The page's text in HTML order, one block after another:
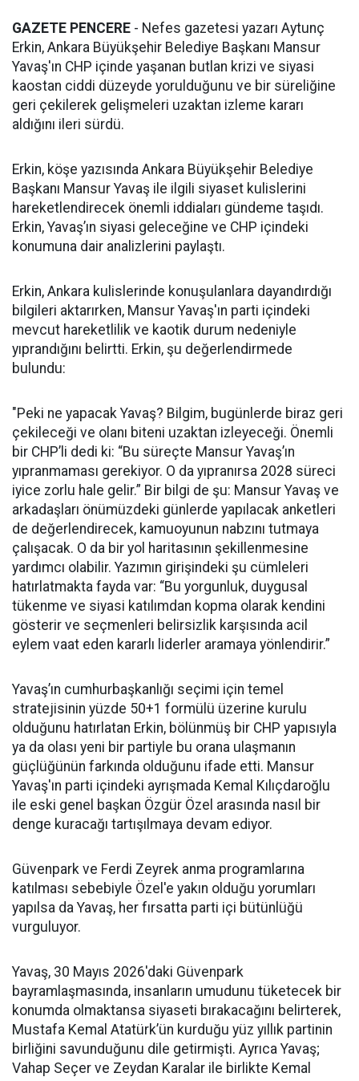
GAZETE PENCERE - Nefes gazetesi yazarı Aytunç
Erkin, Ankara Büyükşehir Belediye Başkanı Mansur
Yavaş'ın CHP içinde yaşanan butlan krizi ve siyasi
kaostan ciddi düzeyde yorulduğunu ve bir süreliğine
geri çekilerek gelişmeleri uzaktan izleme kararı
aldığını ileri sürdü.
Erkin, köşe yazısında Ankara Büyükşehir Belediye
Başkanı Mansur Yavaş ile ilgili siyaset kulislerini
hareketlendirecek önemli iddiaları gündeme taşıdı.
Erkin, Yavaş’ın siyasi geleceğine ve CHP içindeki
konumuna dair analizlerini paylaştı.
Erkin, Ankara kulislerinde konuşulanlara dayandırdığı
bilgileri aktarırken, Mansur Yavaş'ın parti içindeki
mevcut hareketlilik ve kaotik durum nedeniyle
yıprandığını belirtti. Erkin, şu değerlendirmede
bulundu:
"Peki ne yapacak Yavaş? Bilgim, bugünlerde biraz geri
çekileceği ve olanı biteni uzaktan izleyeceği. Önemli
bir CHP’li dedi ki: “Bu süreçte Mansur Yavaş’ın
yıpranmaması gerekiyor. O da yıpranırsa 2028 süreci
iyice zorlu hale gelir.” Bir bilgi de şu: Mansur Yavaş ve
arkadaşları önümüzdeki günlerde yapılacak anketleri
de değerlendirecek, kamuoyunun nabzını tutmaya
çalışacak. O da bir yol haritasının şekillenmesine
yardımcı olabilir. Yazımın girişindeki şu cümleleri
hatırlatmakta fayda var: “Bu yorgunluk, duygusal
tükenme ve siyasi katılımdan kopma olarak kendini
gösterir ve seçmenleri belirsizlik karşısında acil
eylem vaat eden kararlı liderler aramaya yönlendirir.”
Yavaş’ın cumhurbaşkanlığı seçimi için temel
stratejisinin yüzde 50+1 formülü üzerine kurulu
olduğunu hatırlatan Erkin, bölünmüş bir CHP yapısıyla
ya da olası yeni bir partiyle bu orana ulaşmanın
güçlüğünün farkında olduğunu ifade etti. Mansur
Yavaş'ın parti içindeki ayrışmada Kemal Kılıçdaroğlu
ile eski genel başkan Özgür Özel arasında nasıl bir
denge kuracağı tartışılmaya devam ediyor.
Güvenpark ve Ferdi Zeyrek anma programlarına
katılması sebebiyle Özel'e yakın olduğu yorumları
yapılsa da Yavaş, her fırsatta parti içi bütünlüğü
vurguluyor.
Yavaş, 30 Mayıs 2026'daki Güvenpark
bayramlaşmasında, insanların umudunu tüketecek bir
konumda olmaktansa siyaseti bırakacağını belirterek,
Mustafa Kemal Atatürk’ün kurduğu yüz yıllık partinin
birliğini savunduğunu dile getirmişti. Ayrıca Yavaş;
Vahap Seçer ve Zeydan Karalar ile birlikte Kemal